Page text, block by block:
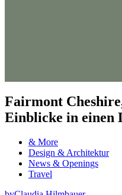
Fairmont
Einblicke in einen
& More
Design & Architektur
News & Openings
Travel